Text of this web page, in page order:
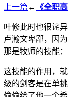
上一篇 ← 《全职
叶修此时也很诧
卢瀚文卑鄙，因
那是牧师的技能：
这技能的作用，
级的剑客是在单